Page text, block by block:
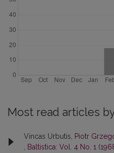
Most read articles
Vincas Urbutis, Piotr
Baltistica: Vol. 4 No. 1